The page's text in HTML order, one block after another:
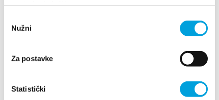
pristanka
Nužni
Za postavke
StatističkiUlica sv. Petra od Klobučca 4, 21217 Kaštel